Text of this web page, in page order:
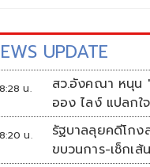
UPDATE
น.
สว.อังคณา หนุน
ออง ไลง์ แปลก
มนุษยชนแต่กลับ
น.
รัฐบาลลุยคดีโก
ขบวนการ-เช็กเ